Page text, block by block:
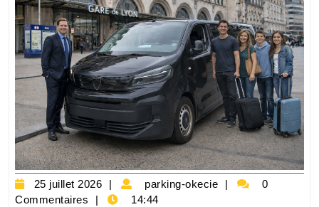
25 juillet 2026
25
juillet
parking-okecie
parking-
0
Commentaires
14:44